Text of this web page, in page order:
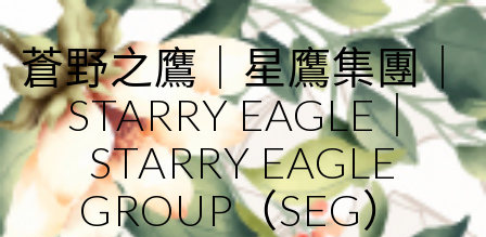
to
content
蒼野之鷹｜星鷹集團｜
STARRY EAGLE｜
STARRY EAGLE
GROUP（SEG）